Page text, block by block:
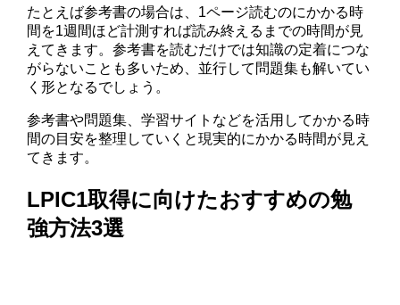
たとえば参考書の場合は、1ページ読むのにかかる時
間を1週間ほど計測すれば読み終えるまでの時間が見
えてきます。参考書を読むだけでは知識の定着につな
がらないことも多いため、並行して問題集も解いてい
く形となるでしょう。
参考書や問題集、学習サイトなどを活用してかかる時
間の目安を整理していくと現実的にかかる時間が見え
てきます。
LPIC1取得に向けたおすすめの勉
強方法3選